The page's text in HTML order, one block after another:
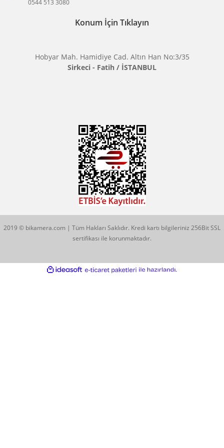
BİKAMERA.COM
Aklınıza Takılan Sorular
E-posta gönderin
Çözüm Merkezimizi Arayın
0544 513 3080